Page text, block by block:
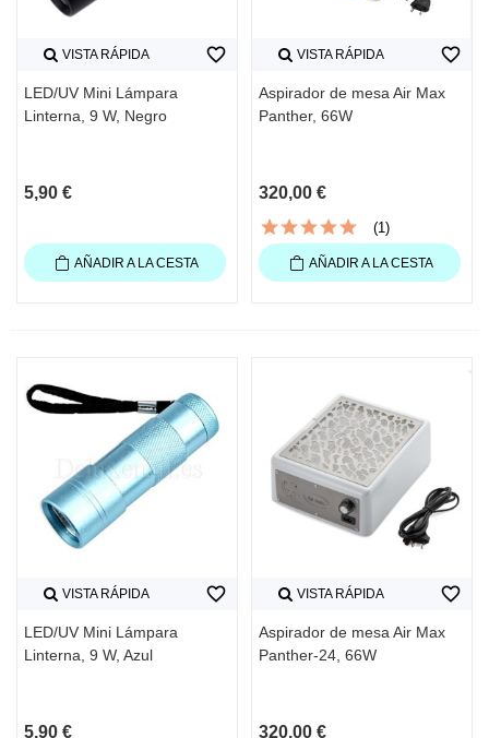
VISTA RÁPIDA
LED/UV Mini Lámpara
Linterna, 9 W, Negro
5,90 €
favorite_border
AÑADIR A LA CESTA
VISTA RÁPIDA
Aspirador de mesa Air Max
Panther, 66W
320,00 €
(1)
favorite_border
AÑADIR A LA CESTA
VISTA RÁPIDA
LED/UV Mini Lámpara
Linterna, 9 W, Azul
5,90 €
favorite_border VISTA RÁPIDA
Aspirador de mesa Air Max
Panther-24, 66W
320,00 €
favorite_border